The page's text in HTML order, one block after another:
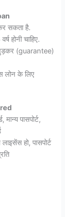
सकता है.
होनी चाहिए.
(guarantee)
लोन के लिए
मान्य पासपोर्ट,
हो, पासपोर्ट